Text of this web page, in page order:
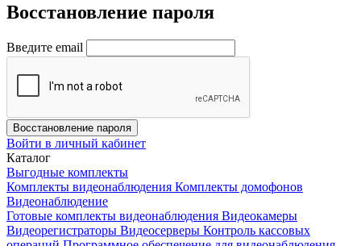
Восстановление пароля
Введите email
Восстановление пароля
Войти в личный кабинет
Каталог
Выгодные комплекты
Комплекты видеонаблюдения Комплекты домофонов
Видеонаблюдение
Готовые комплекты видеонаблюдения Видеокамеры
Видеорегистраторы Видеосерверы Контроль кассовых